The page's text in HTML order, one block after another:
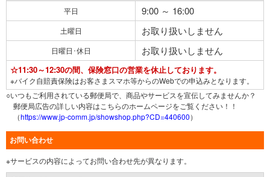
平日 9:00 ～ 16:00
土曜日 お取り扱いしません
日曜日･休日 お取り扱いしません
☆11:30～12:30の間、保険窓口の営業を休止しております。
※バイク自賠責保険はお客さまスマホ等からのWebでの申込みとなります。
○いつもご利用されている郵便局で、商品やサービスを宣伝してみませんか？
郵便局広告の詳しい内容はこちらのホームページをご覧ください！！
（https://www.jp-comm.jp/showshop.php?CD=440600）
お問い合わせ
※サービスの内容によってお問い合わせ先が異なります。